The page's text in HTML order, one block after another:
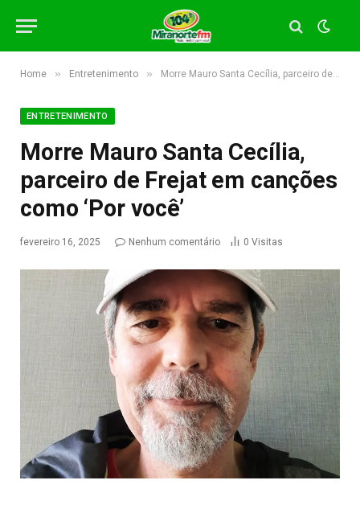
Home » Entretenimento » Morre Mauro Santa Cecília, parceiro de Frejat em canções como ‘Por você’
ENTRETENIMENTO
Morre Mauro Santa Cecília,
parceiro de Frejat em canções
como ‘Por você’
fevereiro 16, 2025 Nenhum comentário 0 Visitas